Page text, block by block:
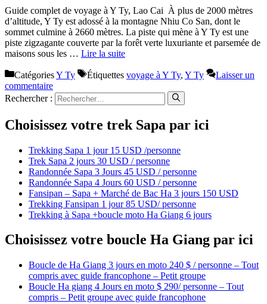
Guide complet de voyage à Y Ty, Lao Cai À plus de 2000 mètres
d’altitude, Y Ty est adossé à la montagne Nhiu Co San, dont le
sommet culmine à 2660 mètres. La piste qui mène à Y Ty est une
piste zigzagante couverte par la forêt verte luxuriante et parsemée de
maisons sous les … Lire la suite
CatégoriesY Ty Étiquettes voyage à Y Ty, Y Ty
Laisser un
commentaire
Rechercher :
Choisissez votre trek Sapa par ici
Trekking Sapa 1 jour 15 USD /personne
Trek Sapa 2 jours 30 USD / personne
Randonnée Sapa 3 Jours 45 USD / personne
Randonnée Sapa 4 Jours 60 USD / personne
Fansipan – Sapa + Marché de Bac Ha 3 jours 150 USD
Trekking Fansipan 1 jour 85 USD/ personne
Trekking à Sapa +boucle moto Ha Giang 6 jours
Choisissez votre boucle Ha Giang par ici
Boucle de Ha Giang 3 jours en moto 240 $ / personne – Tout
compris avec guide francophone – Petit groupe
Boucle Ha giang 4 Jours en moto $ 290/ personne – Tout
compris – Petit groupe avec guide francophone